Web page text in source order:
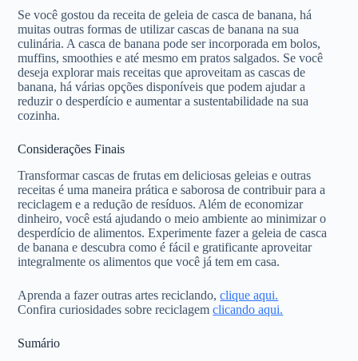
Se você gostou da receita de geleia de casca de banana, há
muitas outras formas de utilizar cascas de banana na sua
culinária. A casca de banana pode ser incorporada em bolos,
muffins, smoothies e até mesmo em pratos salgados. Se você
deseja explorar mais receitas que aproveitam as cascas de
banana, há várias opções disponíveis que podem ajudar a
reduzir o desperdício e aumentar a sustentabilidade na sua
cozinha.
Considerações Finais
Transformar cascas de frutas em deliciosas geleias e outras
receitas é uma maneira prática e saborosa de contribuir para a
reciclagem e a redução de resíduos. Além de economizar
dinheiro, você está ajudando o meio ambiente ao minimizar o
desperdício de alimentos. Experimente fazer a geleia de casca
de banana e descubra como é fácil e gratificante aproveitar
integralmente os alimentos que você já tem em casa.
Aprenda a fazer outras artes reciclando,clique aqui.
Confira curiosidades sobre reciclagemclicando aqui.
Sumário